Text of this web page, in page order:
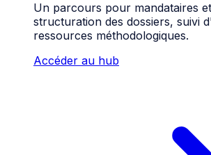
Un parcours pour mandataires
structuration des dossiers, suivi
ressources méthodologiques.
Accéder au hub